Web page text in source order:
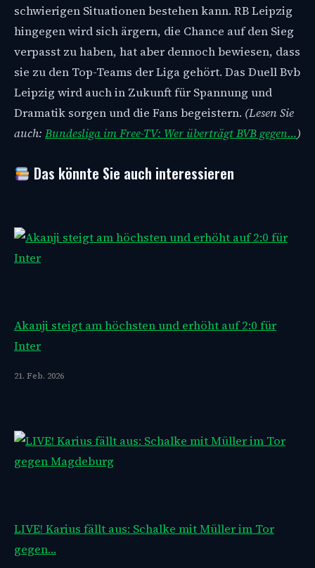
schwierigen Situationen bestehen kann. RB Leipzig
hingegen wird sich ärgern, die Chance auf den Sieg
verpasst zu haben, hat aber dennoch bewiesen, dass
sie zu den Top-Teams der Liga gehört. Das Duell Bvb
Leipzig wird auch in Zukunft für Spannung und
Dramatik sorgen und die Fans begeistern. (Lesen Sie
auch: Bundesliga im Free-TV: Wer überträgt BVB gegen…)
Das könnte Sie auch interessieren
Akanji steigt am höchsten und erhöht auf 2:0 für
Inter
21. Feb. 2026
LIVE! Karius fällt aus: Schalke mit Müller im Tor
gegen…